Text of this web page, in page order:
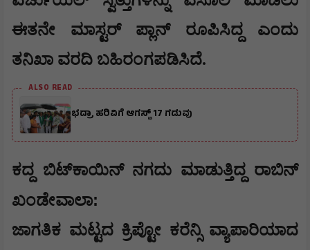
ಈತನೇ ಮಾಸ್ಟರ್ ಪ್ಲಾನ್ ರೂಪಿಸಿದ್ದ ಎಂದು
ತನಿಖಾ ವರದಿ ಬಹಿರಂಗಪಡಿಸಿದೆ.
ALSO READ
ಭದ್ರಾ ಹರಿವಿಗೆ ಆಗಸ್ಟ್ 17 ಗಡುವು
ಕದ್ದ ಬಿಟ್‌ಕಾಯಿನ್ ನಗದು ಮಾಡುತ್ತಿದ್ದ ರಾಬಿನ್
ಖಂಡೇವಾಲಾ:
ಜಾಗತಿಕ ಮಟ್ಟದ ಕ್ರಿಪ್ಟೋ ಕರೆನ್ಸಿ ವ್ಯಾಪಾರಿಯಾದ